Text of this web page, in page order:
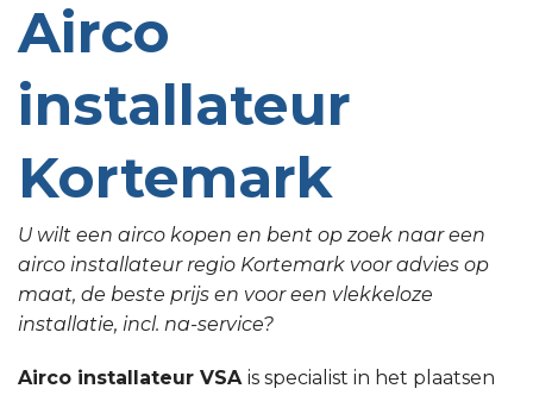
Airco
installateur
Kortemark
U wilt een airco kopen en bent op zoek naar een
airco installateur regio Kortemark voor advies op
maat, de beste prijs en voor een vlekkeloze
installatie, incl. na-service?
Airco installateur VSA is specialist in het plaatsen